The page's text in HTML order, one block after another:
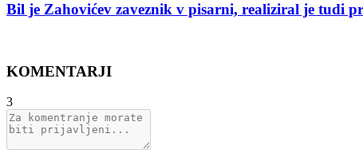
Bil je Zahovićev zaveznik v pisarni, realiziral je tudi
KOMENTARJI
3